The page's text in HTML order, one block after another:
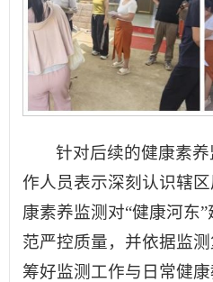
针对后续的健康素
作人员表示深刻认识辖
康素养监测对“健康河东
范严控质量，并依据监
筹好监测工作与日常健康